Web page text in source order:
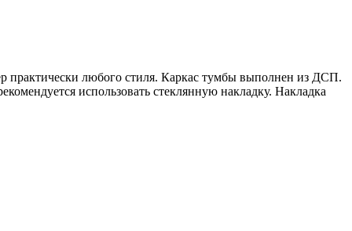
практически любого стиля. Каркас тумбы выполнен из ДСП.
использовать стеклянную накладку. Накладка